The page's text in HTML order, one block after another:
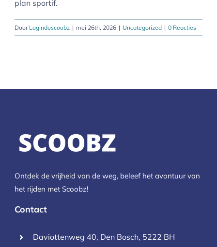
plan sportif.
Door Logindoscoobz | mei 26th, 2026 | Uncategorized | 0 Reacties
Ontdek de vrijheid van de weg, beleef het avontuur van
het rijden met Scoobz!
Contact
Daviottenweg 40, Den Bosch, 5222 BH